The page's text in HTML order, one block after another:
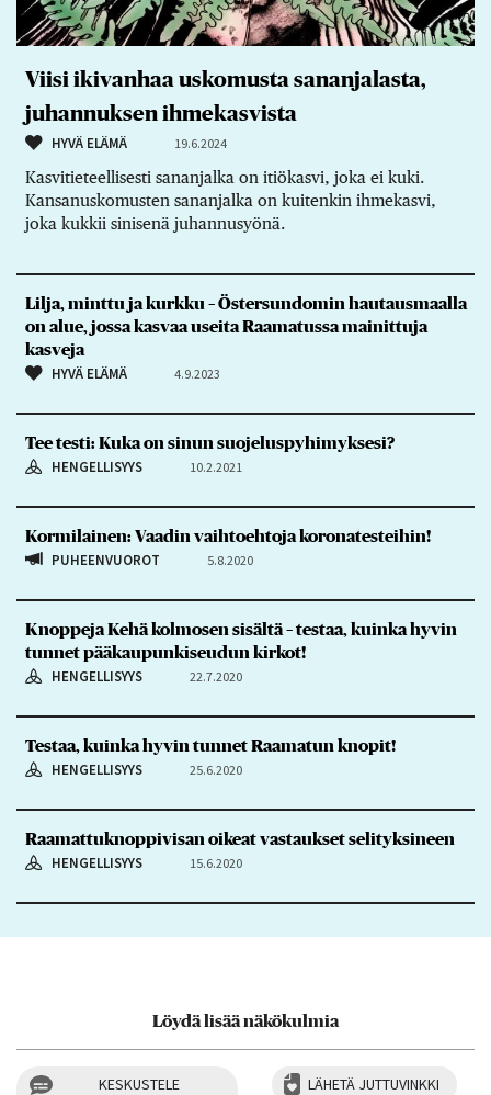
Viisi ikivanhaa uskomusta sananjalasta,
juhannuksen ihmekasvista
HYVÄ ELÄMÄ 19.6.2024
Kasvitieteellisesti sananjalka on itiökasvi, joka ei kuki.
Kansanuskomusten sananjalka on kuitenkin ihmekasvi,
joka kukkii sinisenä juhannusyönä.
Lilja, minttu ja kurkku – Östersundomin hautausmaalla
on alue, jossa kasvaa useita Raamatussa mainittuja
kasveja
HYVÄ ELÄMÄ 4.9.2023
Tee testi: Kuka on sinun suojeluspyhimyksesi?
HENGELLISYYS 10.2.2021
Kormilainen: Vaadin vaihtoehtoja koronatesteihin!
PUHEENVUOROT 5.8.2020
Knoppeja Kehä kolmosen sisältä – testaa, kuinka hyvin
tunnet pääkaupunkiseudun kirkot!
HENGELLISYYS 22.7.2020
Testaa, kuinka hyvin tunnet Raamatun knopit!
HENGELLISYYS 25.6.2020
Raamattuknoppivisan oikeat vastaukset selityksineen
HENGELLISYYS 15.6.2020
Löydä lisää näkökulmia
KESKUSTELE
LÄHETÄ JUTTUVINKKI